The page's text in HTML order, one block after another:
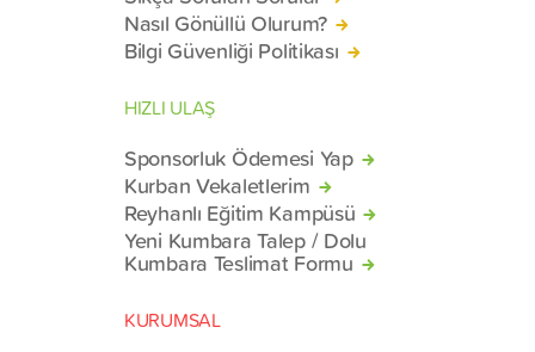
Nasıl Gönüllü Olurum?
Bilgi Güvenliği Politikası
HIZLI ULAŞ
Sponsorluk Ödemesi Yap
Kurban Vekaletlerim
Reyhanlı Eğitim Kampüsü
Yeni Kumbara Talep / Dolu
Kumbara Teslimat Formu
KURUMSAL